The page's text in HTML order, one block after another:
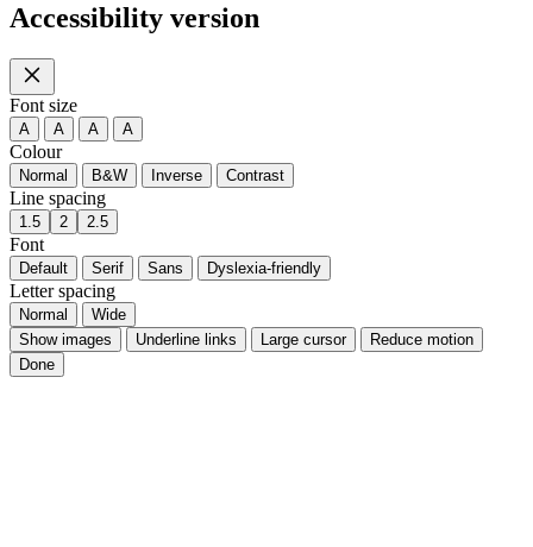
Necessary only Cookie settings
Accessibility version
Font size
A A A
Colour
Normal B&W Inverse Contrast
Line spacing
1.5 2 2.5
Font
Default Serif Sans Dyslexia-friendly
Letter spacing